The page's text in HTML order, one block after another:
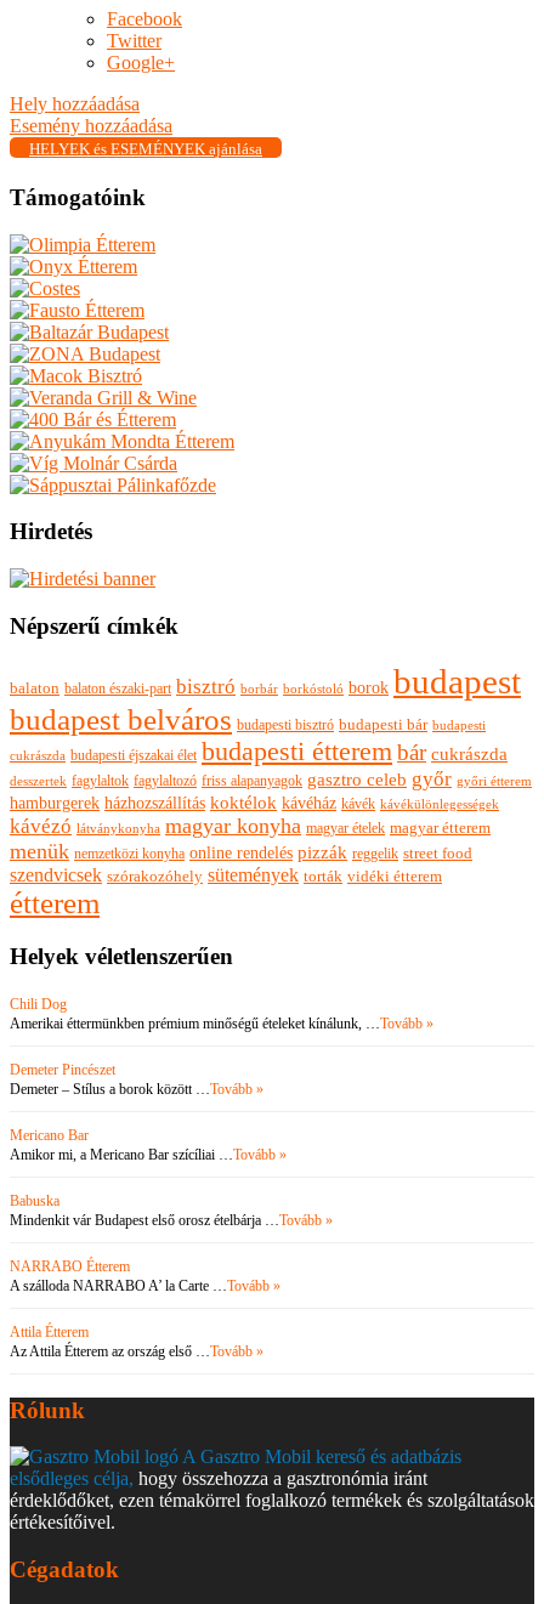
Facebook
Twitter
Google+
Hely hozzáadása
Esemény hozzáadása
HELYEK és ESEMÉNYEK ajánlása
Támogatóink
Hirdetés
Népszerű címkék
balaton balaton északi-part bisztró borbár borkóstoló borok budapest
budapest belváros budapesti bisztró budapesti bár budapesti
cukrászda budapesti éjszakai élet budapesti étterembár cukrászda
desszertek fagylaltok fagylaltozó friss alapanyagok gasztro celeb győr győri étterem
hamburgerek házhozszállítás koktélok kávéház kávék kávékülönlegességek
kávézó látványkonyha magyar konyha magyar ételek magyar étterem
menük nemzetközi konyha online rendelés pizzák reggelik street food
szendvicsek szórakozóhely sütemények torták vidéki étterem
étterem
Helyek véletlenszerűen
Chili Dog
Amerikai éttermünkben prémium minőségű ételeket kínálunk, …Tovább »
Demeter Pincészet
Demeter – Stílus a borok között …Tovább »
Mericano Bar
Amikor mi, a Mericano Bar szícíliai …Tovább »
Babuska
Mindenkit vár Budapest első orosz ételbárja …Tovább »
NARRABO Étterem
A szálloda NARRABO A’ la Carte …Tovább »
Attila Étterem
Az Attila Étterem az ország első …Tovább »
Rólunk
A Gasztro Mobil kereső és adatbázis
elsődleges célja, hogy összehozza a gasztronómia iránt
érdeklődőket, ezen témakörrel foglalkozó termékek és szolgáltatások
értékesítőivel.
Cégadatok